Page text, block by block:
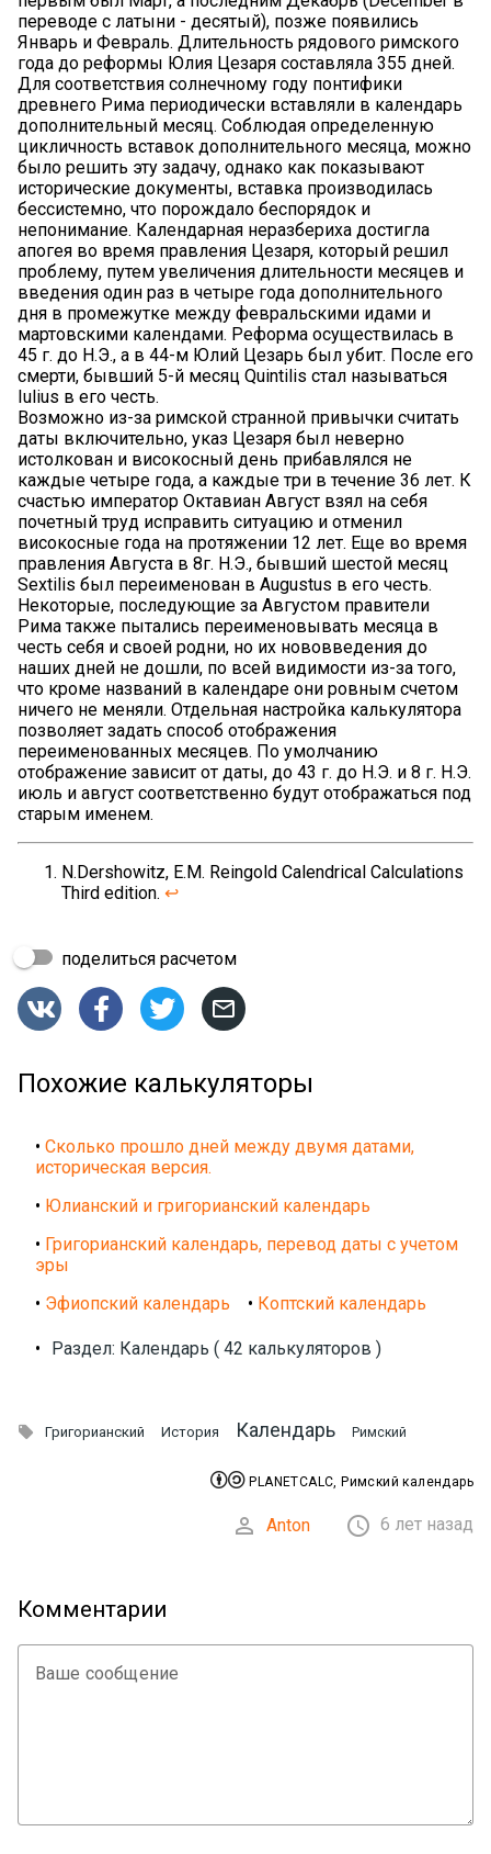
переводе с латыни - десятый), позже появились
Январь и Февраль. Длительность рядового римского
года до реформы Юлия Цезаря составляла 355 дней.
Для соответствия солнечному году понтифики
древнего Рима периодически вставляли в календарь
дополнительный месяц. Соблюдая определенную
цикличность вставок дополнительного месяца, можно
было решить эту задачу, однако как показывают
исторические документы, вставка производилась
бессистемно, что порождало беспорядок и
непонимание. Календарная неразбериха достигла
апогея во время правления Цезаря, который решил
проблему, путем увеличения длительности месяцев и
введения один раз в четыре года дополнительного
дня в промежутке между февральскими идами и
мартовскими календами. Реформа осуществилась в
45 г. до Н.Э., а в 44-м Юлий Цезарь был убит. После его
смерти, бывший 5-й месяц Quintilis стал называться
Iulius в его честь.
Возможно из-за римской странной привычки считать
даты включительно, указ Цезаря был неверно
истолкован и високосный день прибавлялся не
каждые четыре года, а каждые три в течение 36 лет. К
счастью император Октавиан Август взял на себя
почетный труд исправить ситуацию и отменил
високосные года на протяжении 12 лет. Еще во время
правления Августа в 8г. Н.Э., бывший шестой месяц
Sextilis был переименован в Augustus в его честь.
Некоторые, последующие за Августом правители
Рима также пытались переименовывать месяца в
честь себя и своей родни, но их нововведения до
наших дней не дошли, по всей видимости из-за того,
что кроме названий в календаре они ровным счетом
ничего не меняли. Отдельная настройка калькулятора
позволяет задать способ отображения
переименованных месяцев. По умолчанию
отображение зависит от даты, до 43 г. до Н.Э. и 8 г. Н.Э.
июль и август соответственно будут отображаться под
старым именем.
N.Dershowitz, E.M. Reingold Calendrical Calculations
Third edition. ↩
поделиться расчетом
   
Похожие калькуляторы
• Сколько прошло дней между двумя датами,
историческая версия.
• Юлианский и григорианский календарь
• Григорианский календарь, перевод даты с учетом
эры
• Эфиопский календарь • Коптский календарь
• Раздел: Календарь ( 42 калькуляторов )
 Григорианский История Календарь Римский
 PLANETCALC, Римский календарь
 Anton  6 лет назад
Комментарии
Ваше сообщение